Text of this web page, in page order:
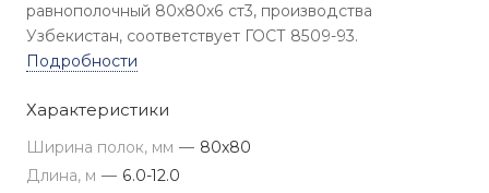
равнополочный 80x80x6 ст3, производства
Узбекистан, соответствует ГОСТ 8509-93.
Подробности
Характеристики
Ширина полок, мм — 80x80
Длина, м — 6.0-12.0